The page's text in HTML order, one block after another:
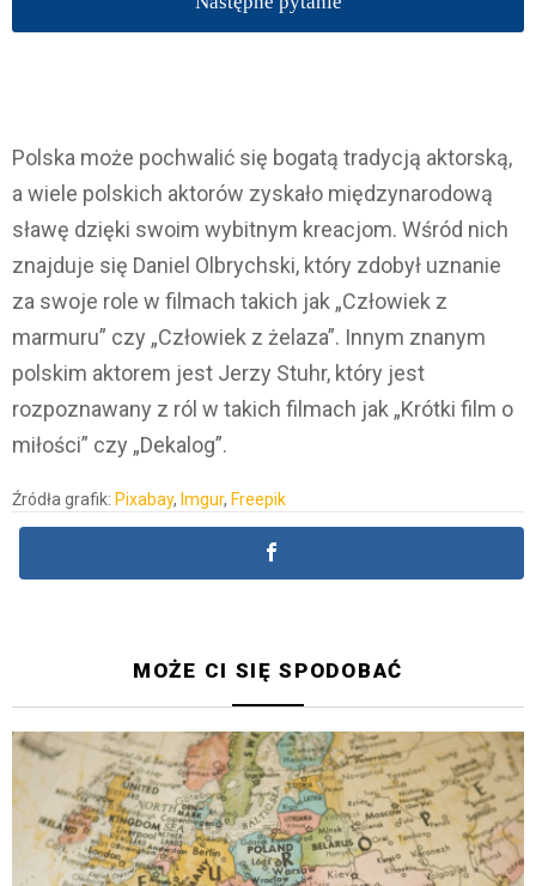
Polska może pochwalić się bogatą tradycją aktorską,
a wiele polskich aktorów zyskało międzynarodową
sławę dzięki swoim wybitnym kreacjom. Wśród nich
znajduje się Daniel Olbrychski, który zdobył uznanie
za swoje role w filmach takich jak „Człowiek z
marmuru” czy „Człowiek z żelaza”. Innym znanym
polskim aktorem jest Jerzy Stuhr, który jest
rozpoznawany z ról w takich filmach jak „Krótki film o
miłości” czy „Dekalog”.
Źródła grafik: Pixabay, Imgur, Freepik
MOŻE CI SIĘ SPODOBAĆ